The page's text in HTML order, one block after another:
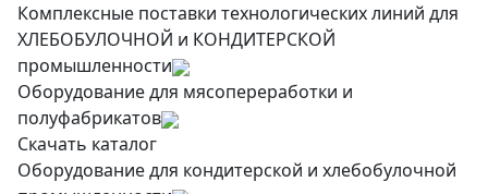
Комплексные поставки технологических линий для
ХЛЕБОБУЛОЧНОЙ и КОНДИТЕРСКОЙ
промышленности
Оборудование для мясопереработки и
полуфабрикатов
Скачать каталог
Оборудование для кондитерской и хлебобулочной